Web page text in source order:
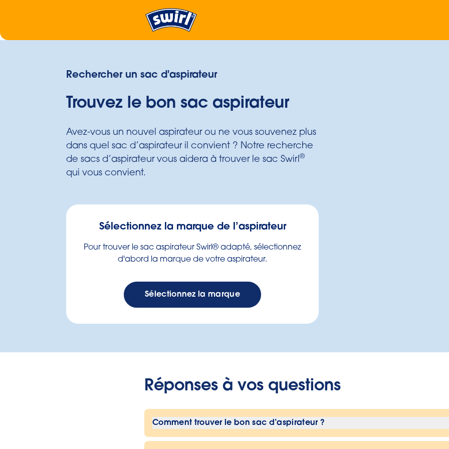
Rechercher un sac d'aspirateur
Trouvez le bon sac aspirateur
Avez-vous un nouvel aspirateur ou ne vous souvenez plus
dans quel sac d’aspirateur il convient ? Notre recherche
de sacs d’aspirateur vous aidera à trouver le sac Swirl®
qui vous convient.
Sélectionnez la marque de l’aspirateur
Pour trouver le sac aspirateur Swirl® adapté, sélectionnez
d'abord la marque de votre aspirateur.
Sélectionnez la marque
Réponses à vos questions
Comment trouver le bon sac d’aspirateur ?
Il vous suffit d’utiliser notrerecherche de sacs d’aspirateurpour